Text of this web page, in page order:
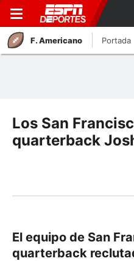
F. Americano Portada
Los San
quarterback
El equipo de San
quarterback